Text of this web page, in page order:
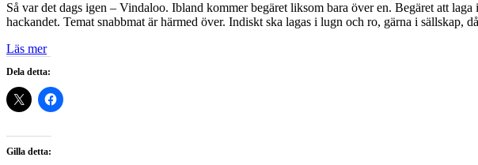
Så var det dags igen – Vindaloo. Ibland kommer begäret liksom bara över en. Begäret att
hackandet. Temat snabbmat är härmed över. Indiskt ska lagas i lugn och ro, gärna i sällskap,
Läs mer
Dela detta:
Gilla detta: